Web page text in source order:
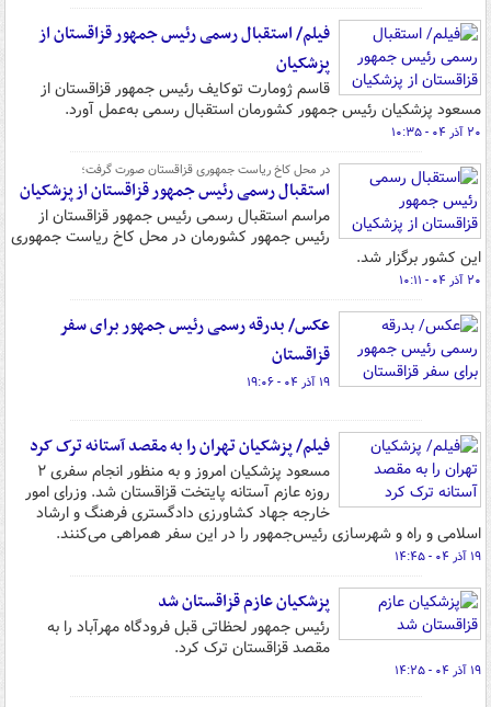
فیلم/ استقبال رسمی رئیس جمهور قزاقستان از
پزشکیان
قاسم ژومارت توکایف رئیس جمهور قزاقستان از
مسعود پزشکیان رئیس جمهور کشورمان استقبال رسمی به‌عمل آورد.
۲۰ آذر ۰۴ - ۱۰:۳۵
در محل کاخ ریاست جمهوری قزاقستان صورت گرفت؛
استقبال رسمی رئیس جمهور قزاقستان از پزشکیان
مراسم استقبال رسمی رئیس جمهور قزاقستان از
رئیس جمهور کشورمان در محل کاخ ریاست جمهوری
این کشور برگزار شد.
۲۰ آذر ۰۴ - ۱۰:۱۱
عکس/ بدرقه رسمی رئیس جمهور برای سفر
قزاقستان
۱۹ آذر ۰۴ - ۱۹:۰۶
فیلم/ پزشکیان تهران را به مقصد آستانه ترک کرد
مسعود پزشکیان امروز و به منظور انجام سفری ۲
روزه عازم آستانه پایتخت قزاقستان شد. وزرای امور
خارجه جهاد کشاورزی دادگستری فرهنگ و ارشاد
اسلامی و راه و شهرسازی رئیس‌جمهور را در این سفر همراهی می‌کنند.
۱۹ آذر ۰۴ - ۱۴:۴۵
پزشکیان عازم قزاقستان شد
رئیس جمهور لحظاتی قبل فرودگاه مهرآباد را به
مقصد قزاقستان ترک کرد.
۱۹ آذر ۰۴ - ۱۴:۲۵